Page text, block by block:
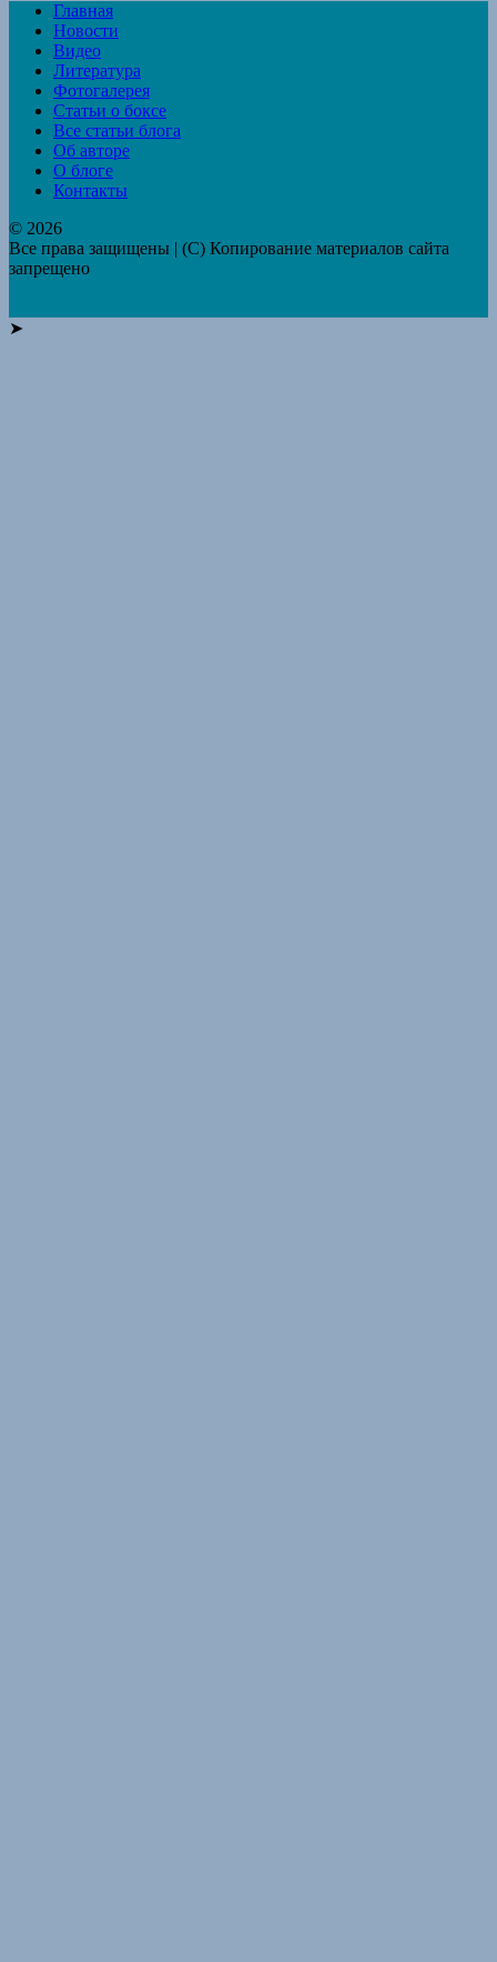
Главная
Новости
Видео
Литература
Фотогалерея
Статьи о боксе
Все статьи блога
Об авторе
О блоге
Контакты
© 2026
Все права защищены | (C) Копирование материалов сайта
запрещено
➤